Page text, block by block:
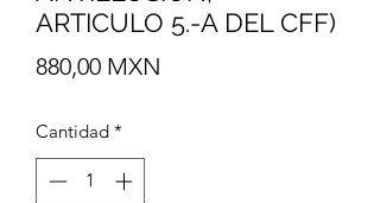
ARTICULO 5.-A DEL CFF)
880,00 MXN
Cantidad *